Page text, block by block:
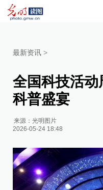
最新资讯 >
全国科技活
科普盛宴
来源：光明图片
2026-05-24 18:48